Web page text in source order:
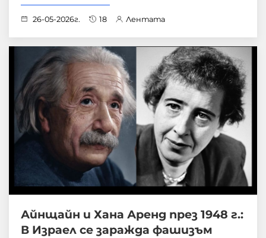
26-05-2026г. 18 Лентата
Айнщайн и Хана Аренд през 1948 г.:
В Израел се заражда фашизъм